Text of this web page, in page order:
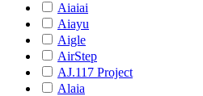
Aiaiai
Aiayu
Aigle
AirStep
AJ.117 Project
Alaia